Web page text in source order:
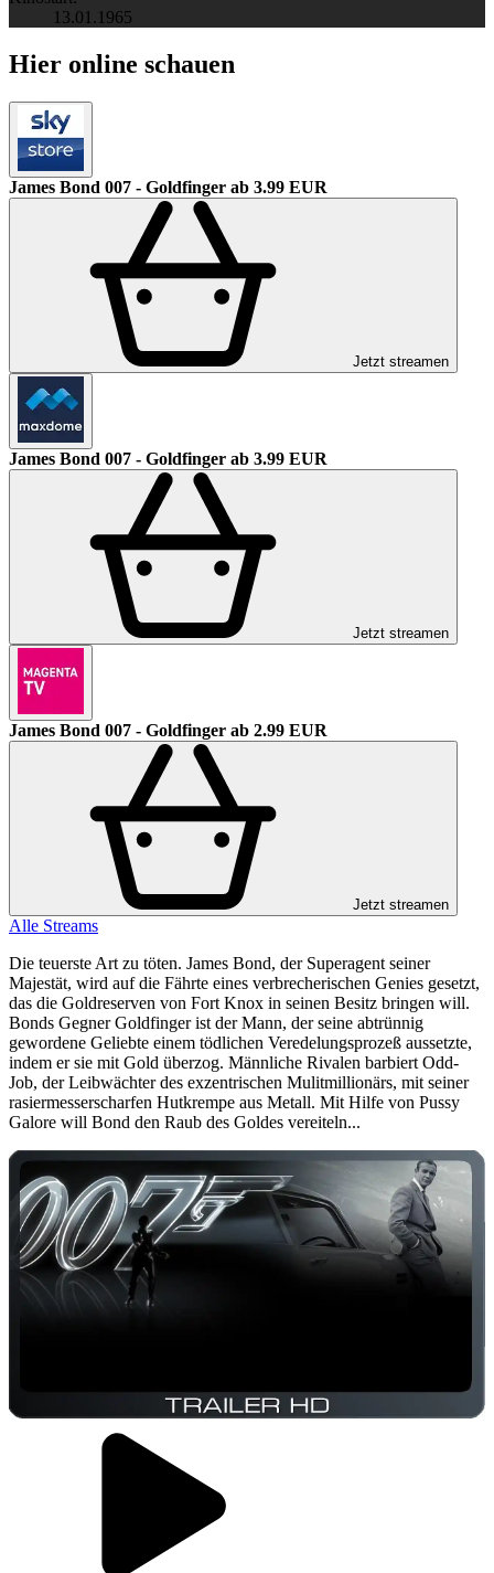
13.01.1965
Hier online schauen
James Bond 007 - Goldfinger ab 3.99 EUR
Jetzt streamen
James Bond 007 - Goldfinger ab 3.99 EUR
Jetzt streamen
James Bond 007 - Goldfinger ab 2.99 EUR
Jetzt streamen
Alle Streams
Die teuerste Art zu töten. James Bond, der Superagent seiner
Majestät, wird auf die Fährte eines verbrecherischen Genies gesetzt,
das die Goldreserven von Fort Knox in seinen Besitz bringen will.
Bonds Gegner Goldfinger ist der Mann, der seine abtrünnig
gewordene Geliebte einem tödlichen Veredelungsprozeß aussetzte,
indem er sie mit Gold überzog. Männliche Rivalen barbiert Odd-
Job, der Leibwächter des exzentrischen Mulitmillionärs, mit seiner
rasiermesserscharfen Hutkrempe aus Metall. Mit Hilfe von Pussy
Galore will Bond den Raub des Goldes vereiteln...